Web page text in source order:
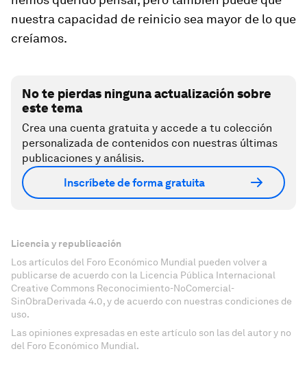
nuestra capacidad de reinicio sea mayor de lo que
creíamos.
No te pierdas ninguna actualización sobre
este tema
Crea una cuenta gratuita y accede a tu colección
personalizada de contenidos con nuestras últimas
publicaciones y análisis.
Inscríbete de forma gratuita
Licencia y republicación
Los artículos del Foro Económico Mundial pueden volver a
publicarse de acuerdo con la Licencia Pública Internacional
Creative Commons Reconocimiento-NoComercial-
SinObraDerivada 4.0, y de acuerdo con nuestras condiciones de
uso.
Las opiniones expresadas en este artículo son las del autor y no
del Foro Económico Mundial.